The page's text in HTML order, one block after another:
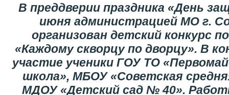
В преддверии праздника «День
июня администрацией МО г.
организован детский конкурс
«Каждому скворцу по дворцу». В
участие ученики ГОУ ТО
школа», МБОУ «Советская
МДОУ «Детский сад № 40».